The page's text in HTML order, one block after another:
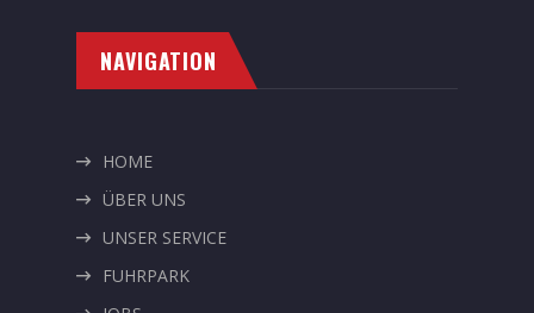
NAVIGATION
HOME
ÜBER UNS
UNSER SERVICE
FUHRPARK